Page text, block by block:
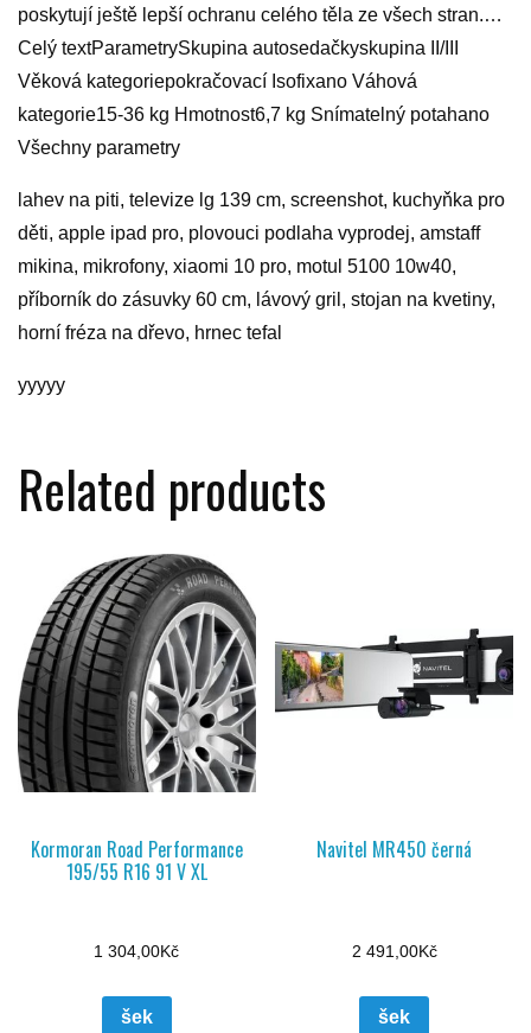
poskytují ještě lepší ochranu celého těla ze všech stran.…
Celý textParametrySkupina autosedačkyskupina II/III
Věková kategoriepokračovací Isofixano Váhová
kategorie15-36 kg Hmotnost6,7 kg Snímatelný potahano
Všechny parametry
lahev na piti, televize lg 139 cm, screenshot, kuchyňka pro
děti, apple ipad pro, plovouci podlaha vyprodej, amstaff
mikina, mikrofony, xiaomi 10 pro, motul 5100 10w40,
příborník do zásuvky 60 cm, lávový gril, stojan na kvetiny,
horní fréza na dřevo, hrnec tefal
yyyyy
Related products
Kormoran Road Performance
195/55 R16 91 V XL
1 304,00Kč
šek
Navitel MR450 černá
2 491,00Kč
šek